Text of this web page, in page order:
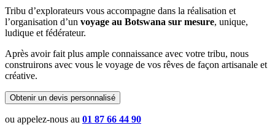
Tribu d’explorateurs vous accompagne dans la réalisation et
l’organisation d’un voyage au Botswana sur mesure, unique,
ludique et fédérateur.
Après avoir fait plus ample connaissance avec votre tribu, nous
construirons avec vous le voyage de vos rêves de façon artisanale et
créative.
Obtenir un devis personnalisé
ou appelez-nous au 01 87 66 44 90